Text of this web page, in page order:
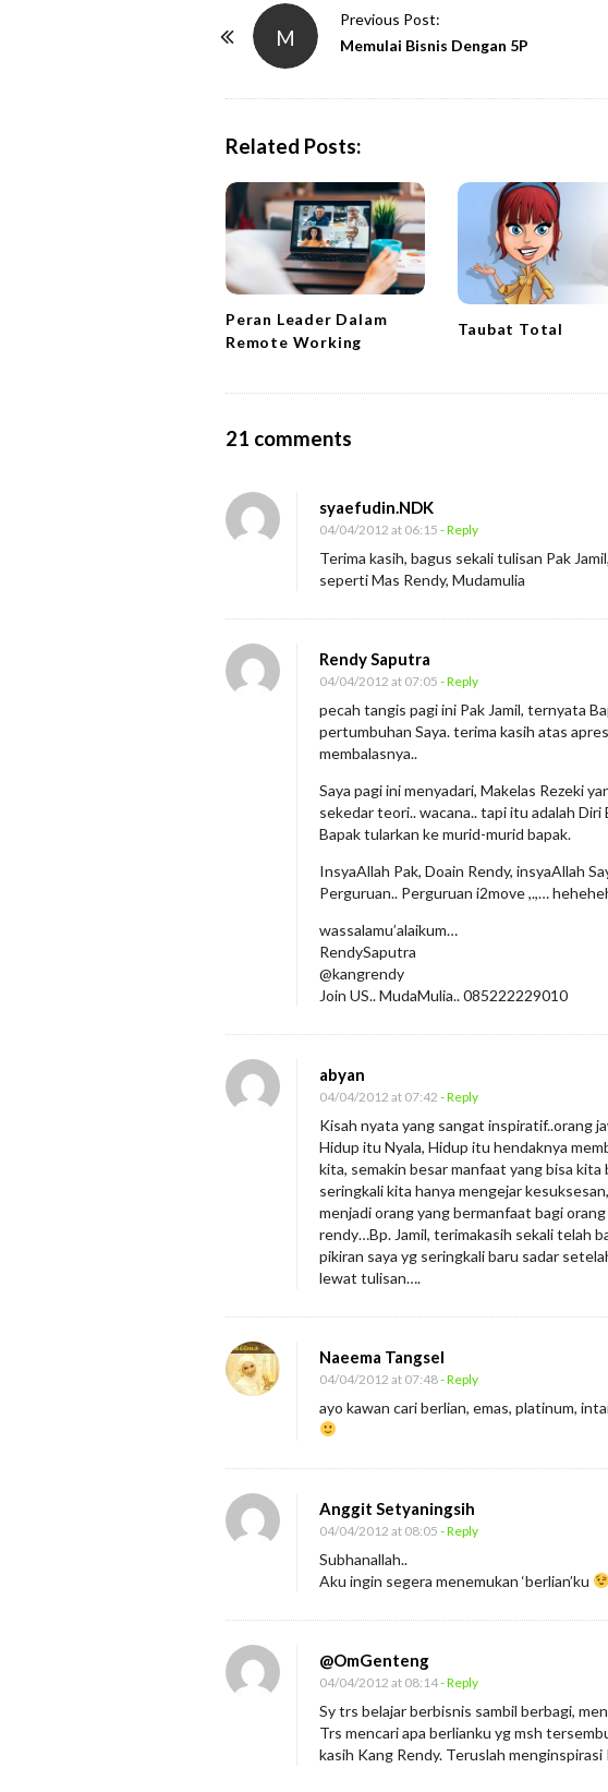
M
Previous Post:
Memulai Bisnis Dengan 5P
Related Posts:
Peran Leader Dalam
Remote Working
Taubat Total
21 comments
T
e
m
u
k
n
B
e
r
l
i
n
u
syaefudin.NDK
04/04/2012 at 06:15 - Reply
Terima kasih, bagus sekali tulisan Pak
seperti Mas Rendy, Mudamulia
Rendy Saputra
04/04/2012 at 07:05 - Reply
pecah tangis pagi ini Pak Jamil, ternyata
pertumbuhan Saya. terima kasih atas
membalasnya..
Saya pagi ini menyadari, Makelas Rezeki
sekedar teori.. wacana.. tapi itu adalah Diri
Bapak tularkan ke murid-murid bapak.
InsyaAllah Pak, Doain Rendy, insyaAllah
Perguruan.. Perguruan i2move ,.,…
wassalamu’alaikum…
RendySaputra
@kangrendy
Join US.. MudaMulia.. 085222229010
abyan
04/04/2012 at 07:42 - Reply
Kisah nyata yang sangat inspiratif..orang
Hidup itu Nyala, Hidup itu hendaknya
kita, semakin besar manfaat yang bisa
seringkali kita hanya mengejar
menjadi orang yang bermanfaat bagi
rendy…Bp. Jamil, terimakasih sekali telah
pikiran saya yg seringkali baru sadar
lewat tulisan….
Naeema Tangsel
04/04/2012 at 07:48- Reply
ayo kawan cari berlian, emas, platinum,
Anggit Setyaningsih
04/04/2012 at 08:05 - Reply
Subhanallah..
Aku ingin segera menemukan ‘berlian’ku
@OmGenteng
04/04/2012 at 08:14- Reply
Sy trs belajar berbisnis sambil berbagi,
Trs mencari apa berlianku yg msh
kasih Kang Rendy. Teruslah